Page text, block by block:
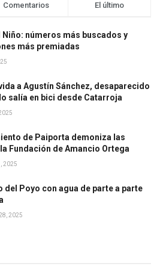
Comentarios El último
Niño: números más buscados y
más premiadas
a Agustín Sánchez, desaparecido
salía en bici desde Catarroja
de Paiporta demoniza las
Fundación de Amancio Ortega
2025
del Poyo con agua de parte a parte
2025